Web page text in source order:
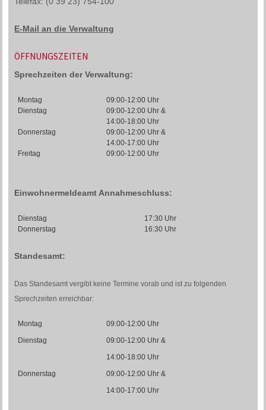
E-Mail an die Verwaltung
ÖFFNUNGSZEITEN
Sprechzeiten der Verwaltung:
Montag
09:00-12:00 Uhr
Dienstag
09:00-12:00 Uhr &
14:00-18:00 Uhr
Donnerstag
09:00-12:00 Uhr &
14:00-17:00 Uhr
Freitag
09:00-12:00 Uhr
Einwohnermeldeamt Annahmeschluss:
Dienstag
17:30 Uhr
Donnerstag
16:30 Uhr
Standesamt:
Das Standesamt vergibt keine Termine vorab und ist zu folgenden
Sprechzeiten erreichbar:
Montag
09:00-12:00 Uhr
Dienstag
09:00-12:00 Uhr &
14:00-18:00 Uhr
Donnerstag
09:00-12:00 Uhr &
14:00-17:00 Uhr